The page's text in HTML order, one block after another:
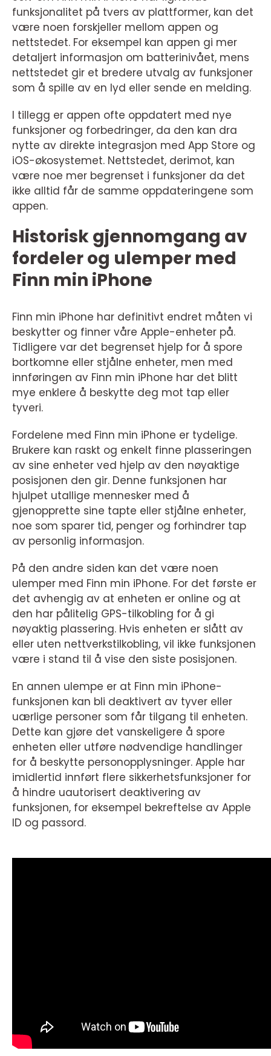
funksjonalitet på tvers av plattformer, kan det
være noen forskjeller mellom appen og
nettstedet. For eksempel kan appen gi mer
detaljert informasjon om batterinivået, mens
nettstedet gir et bredere utvalg av funksjoner
som å spille av en lyd eller sende en melding.
I tillegg er appen ofte oppdatert med nye
funksjoner og forbedringer, da den kan dra
nytte av direkte integrasjon med App Store og
iOS-økosystemet. Nettstedet, derimot, kan
være noe mer begrenset i funksjoner da det
ikke alltid får de samme oppdateringene som
appen.
Historisk gjennomgang av
fordeler og ulemper med
Finn min iPhone
Finn min iPhone har definitivt endret måten vi
beskytter og finner våre Apple-enheter på.
Tidligere var det begrenset hjelp for å spore
bortkomne eller stjålne enheter, men med
innføringen av Finn min iPhone har det blitt
mye enklere å beskytte deg mot tap eller
tyveri.
Fordelene med Finn min iPhone er tydelige.
Brukere kan raskt og enkelt finne plasseringen
av sine enheter ved hjelp av den nøyaktige
posisjonen den gir. Denne funksjonen har
hjulpet utallige mennesker med å
gjenopprette sine tapte eller stjålne enheter,
noe som sparer tid, penger og forhindrer tap
av personlig informasjon.
På den andre siden kan det være noen
ulemper med Finn min iPhone. For det første er
det avhengig av at enheten er online og at
den har pålitelig GPS-tilkobling for å gi
nøyaktig plassering. Hvis enheten er slått av
eller uten nettverkstilkobling, vil ikke funksjonen
være i stand til å vise den siste posisjonen.
En annen ulempe er at Finn min iPhone-
funksjonen kan bli deaktivert av tyver eller
uærlige personer som får tilgang til enheten.
Dette kan gjøre det vanskeligere å spore
enheten eller utføre nødvendige handlinger
for å beskytte personopplysninger. Apple har
imidlertid innført flere sikkerhetsfunksjoner for
å hindre uautorisert deaktivering av
funksjonen, for eksempel bekreftelse av Apple
ID og passord.